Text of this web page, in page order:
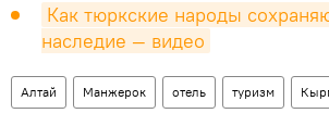
Как тюркские народы
наследие — видео
Алтай Манжерок отель туризм